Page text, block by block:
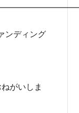
ンディング
がいしま